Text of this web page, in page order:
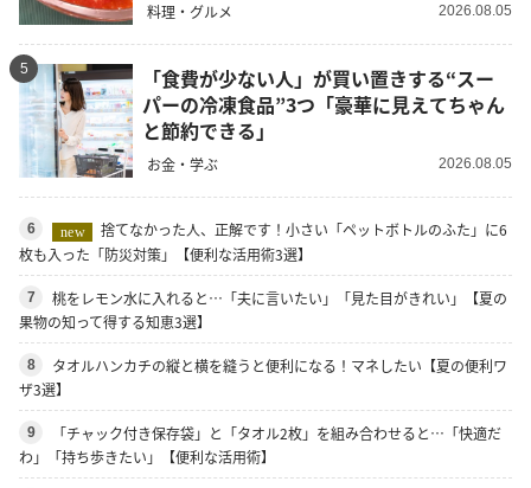
料理・グルメ 2026.08.05
5
「食費が少ない人」が買い置きする“スー
パーの冷凍食品”3つ「豪華に見えてちゃん
と節約できる」
お金・学ぶ 2026.08.05
6 new
捨てなかった人、正解です！小さい「ペットボトルのふた」に6
枚も入った「防災対策」【便利な活用術3選】
7
桃をレモン水に入れると…「夫に言いたい」「見た目がきれい」【夏の
果物の知って得する知恵3選】
8
タオルハンカチの縦と横を縫うと便利になる！マネしたい【夏の便利ワ
ザ3選】
9
「チャック付き保存袋」と「タオル2枚」を組み合わせると…「快適だ
わ」「持ち歩きたい」【便利な活用術】